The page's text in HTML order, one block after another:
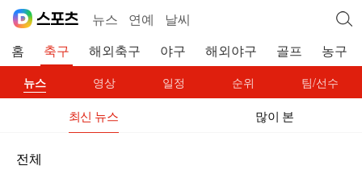
뉴스 연예 날씨
홈 축구 해외축구 야구 해외야구 골프 농구
뉴스 영상 일정 순위 팀/선수
최신 뉴스 많이 본
전체